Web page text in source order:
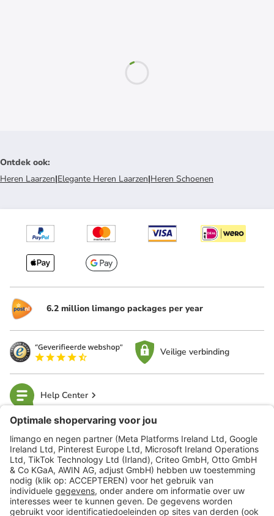
Ontdek ook:
Heren Laarzen|Elegante Heren Laarzen|Heren Schoenen
6.2 million limango packages per year
Veilige verbinding
Help Center
limango
Veilig winkelen
Klantenservice